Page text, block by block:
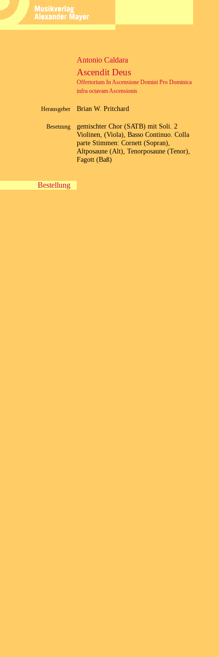
Antonio Caldara
Ascendit Deus
Offertorium In Ascensione Domini Pro Dominica
infra octavam Ascensionis
Herausgeber Brian W. Pritchard
Besetzung
gemischter Chor (SATB) mit Soli. 2
Violinen, (Viola), Basso Continuo. Colla
parte Stimmen: Cornett (Sopran),
Altposaune (Alt), Tenorposaune (Tenor),
Fagott (Baß)
Bestellung